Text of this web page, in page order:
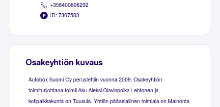
+358400606292
ID: 7307583
Osakeyhtiön kuvaus
Autobox Suomi Oy perustettiin vuonna 2009. Osakeyhtiön
toimitusjohtana toimii Aku Aleksi Olavinpoika Lehtonen ja
kotipaikkakunta on Tuusula. Yhtiön pääasiallinen toimiala on Mainonta